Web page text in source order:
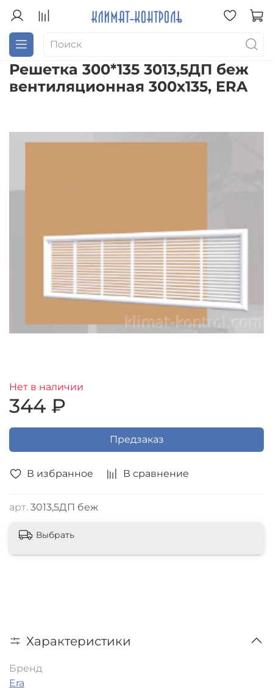
Решетка 300*135 3013,5ДП беж
вентиляционная 300х135, ERA
В избранное В сравнение
арт. 3013,5ДП беж
Нет в наличии
344 ₽
Предзаказ
Выбрать
Характеристики
Бренд
Era